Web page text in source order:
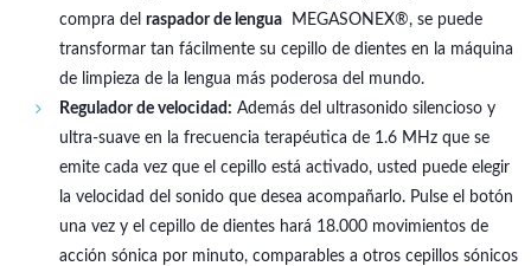
compra del raspador de lengua MEGASONEX®, se puede
transformar tan fácilmente su cepillo de dientes en la máquina
de limpieza de la lengua más poderosa del mundo.
Regulador de velocidad: Además del ultrasonido silencioso y
ultra-suave en la frecuencia terapéutica de 1.6 MHz que se
emite cada vez que el cepillo está activado, usted puede elegir
la velocidad del sonido que desea acompañarlo. Pulse el botón
una vez y el cepillo de dientes hará 18.000 movimientos de
acción sónica por minuto, comparables a otros cepillos sónicos